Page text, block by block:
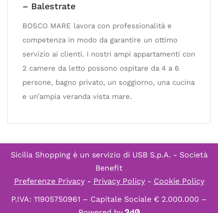
– Balestrate
BOSCO MARE lavora con professionalità e
competenza in modo da garantire un ottimo
servizio ai clienti. I nostri ampi appartamenti con
2 camere da letto possono ospitare da 4 a 6
persone, bagno privato, un soggiorno, una cucina
e un’ampia veranda vista mare.
Sicilia Shopping è un servizio di USB S.p.A. - Società
Benefit
Preferenze Privacy- Privacy Policy- Cookie Policy
P.IVA: 11905750961 – Capitale Sociale € 2.000.000 –